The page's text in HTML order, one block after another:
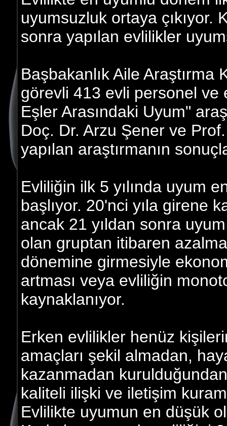
uyumsuzluk ortaya çıkıyor.
sonra yapılan evlilikler
Başbakanlık Aile
görevli 413 evli personel ve
Eşler Arasındaki Uyum"
Doç. Dr. Arzu Şener ve
yapılan araştırmanın
Evliliğin ilk 5 yılında uyum
başlıyor. 20'nci yıla girene
ancak 21 yıldan sonra
olan gruptan itibaren
dönemine girmesiyle
artması veya evliliğin
kaynaklanıyor.
Erken evlilikler henüz
amaçları şekil almadan,
kazanmadan
kaliteli ilişki ve iletişim
Evlilikte uyumun en düşük